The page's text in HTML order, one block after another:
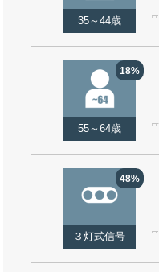
35～44歳
18%
55～64歳
48%
３灯式信号